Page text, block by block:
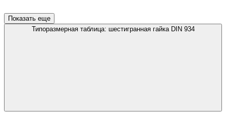
Показать еще
Типоразмерная таблица: шестигранная гайка DIN 934